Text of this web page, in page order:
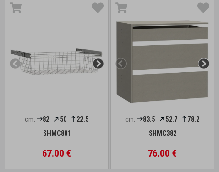
cm: 82 50
22.5
SHMC881
67.00 €
cm: 83.5 52.7
78.2
SHMC382
76.00 €